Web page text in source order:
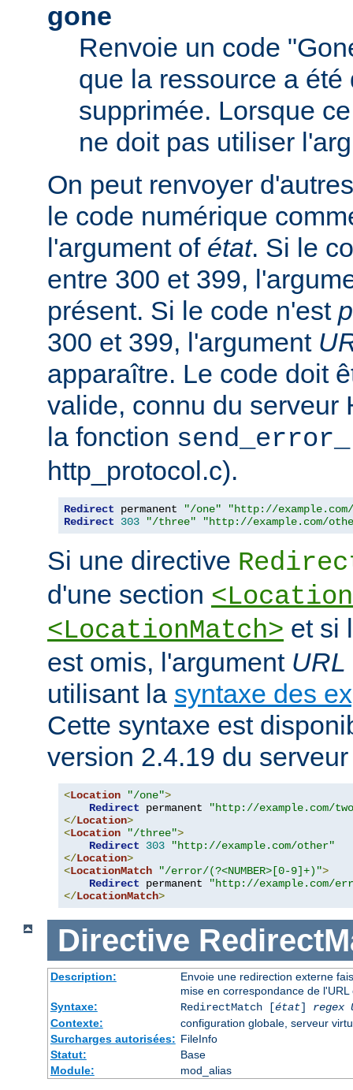
gone
Renvoie un code
que la ressource a été
supprimée. Lorsque
ne doit pas utiliser
On peut renvoyer
le code numérique
l'argument of état. Si le
entre 300 et 399,
présent. Si le code n'est
300 et 399, l'argument
apparaître. Le code doit
valide, connu du serveur
la fonction
http_protocol.c).
Redirect permanent "/one"
"http://
Redirect
303 "/three" "http://example.com/
Si une directive
d'une section
<LocationMatch> et si
est omis, l'argument URL
utilisant la syntaxe des
Cette syntaxe est
version 2.4.19 du
<Location "/one">
Redirect permanent
"http://example.com/
</Location>
<Location "/three">
Redirect
303
"http://example.com/other"
</Location>
<LocationMatch "/error/(?<NUMBER>[0-9]+)">
Redirect permanent
"http://example.com/
</LocationMatch>
Directive
Description:
Envoie une redirection externe
mise en correspondance de l'URL
Syntaxe:
RedirectMatch [état] regex
Contexte:
configuration globale, serveur
Surcharges autorisées: FileInfo
Statut:
Base
Module:
mod_alias